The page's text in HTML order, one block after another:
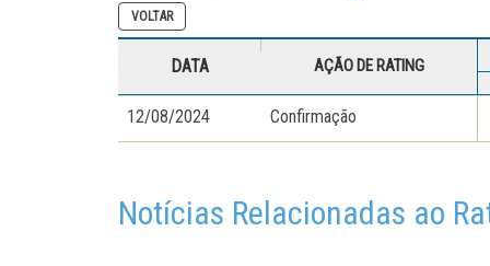
VOLTAR
DATA AÇÃO DE RATING
12/08/2024 Confirmação
Notícias Relacionadas ao